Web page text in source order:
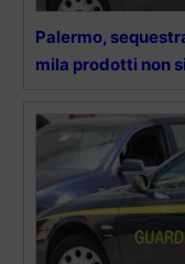
Palermo,
mila prodotti non